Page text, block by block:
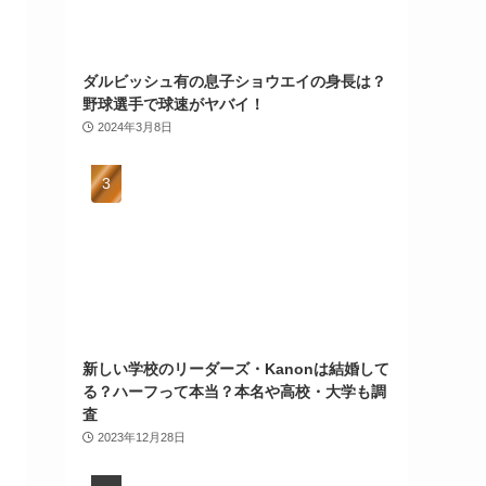
ダルビッシュ有の息子ショウエイの身長は？
野球選手で球速がヤバイ！
2024年3月8日
新しい学校のリーダーズ・Kanonは結婚して
る？ハーフって本当？本名や高校・大学も調
査
2023年12月28日